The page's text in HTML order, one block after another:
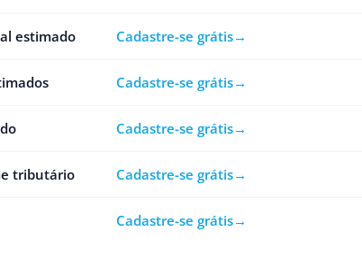
estimado Cadastre-se grátis
Cadastre-se grátis
Cadastre-se grátis
tributário Cadastre-se grátis
Cadastre-se grátis